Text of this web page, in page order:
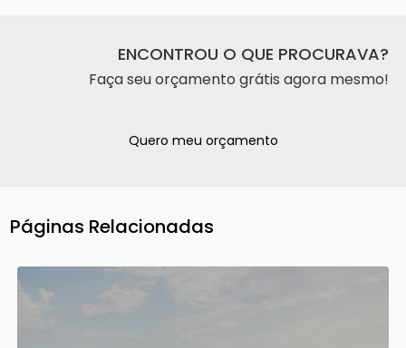
ENCONTROU O QUE PROCURAVA?
Faça seu orçamento grátis agora mesmo!
Quero meu orçamento
Páginas Relacionadas